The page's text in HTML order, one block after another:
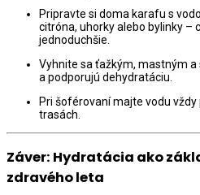
Pripravte si doma karafu s
citróna, uhorky alebo bylinky –
jednoduchšie.
Vyhnite sa ťažkým, mastným
a podporujú dehydratáciu.
Pri šoférovaní majte vodu vždy
trasách.
Záver: Hydratácia ako
zdravého leta